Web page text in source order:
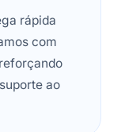
rápida
com
ao